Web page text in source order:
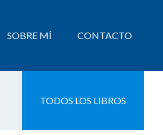
SOBRE MÍ CONTACTO
TODOS LOS LIBROS